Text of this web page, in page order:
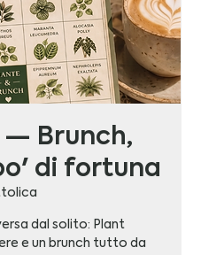
— Brunch,
di fortuna
dal solito: Plant
e un brunch tutto da